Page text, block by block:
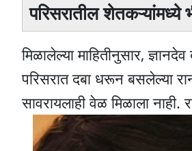
परिसरातील शेतकऱ्यांमध्ये
मिळालेल्या माहितीनुसार,
परिसरात दबा धरून बसलेल्या
सावरायलाही वेळ मिळाला